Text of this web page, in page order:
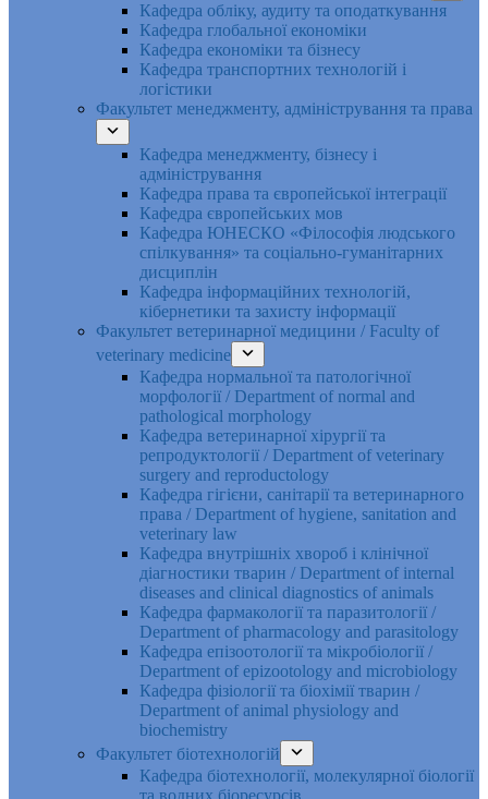
Кафедра обліку, аудиту та оподаткування
Кафедра глобальної економіки
Кафедра економіки та бізнесу
Кафедра транспортних технологій і
логістики
Факультет менеджменту, адміністрування та права
Кафедра менеджменту, бізнесу і
адміністрування
Кафедра права та європейської інтеграції
Кафедра європейських мов
Кафедра ЮНЕСКО «Філософія людського
спілкування» та соціально-гуманітарних
дисциплін
Кафедра інформаційних технологій,
кібернетики та захисту інформації
Факультет ветеринарної медицини / Faculty of
veterinary medicine
Кафедра нормальної та патологічної
морфології / Department of normal and
pathological morphology
Кафедра ветеринарної хірургії та
репродуктології / Department of veterinary
surgery and reproductology
Кафедра гігієни, санітарії та ветеринарного
права / Department of hygiene, sanitation and
veterinary law
Кафедра внутрішніх хвороб і клінічної
діагностики тварин / Department of internal
diseases and clinical diagnostics of animals
Кафедра фармакології та паразитології /
Department of pharmacology and parasitology
Кафедра епізоотології та мікробіології /
Department of epizootology and microbiology
Кафедра фізіології та біохімії тварин /
Department of animal physiology and
biochemistry
Факультет біотехнологій
Кафедра біотехнології, молекулярної біології
та водних біоресурсів